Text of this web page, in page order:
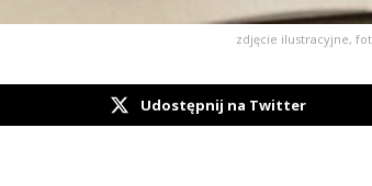
zdjęcie ilustracyjne,
Udostępnij na Twitter